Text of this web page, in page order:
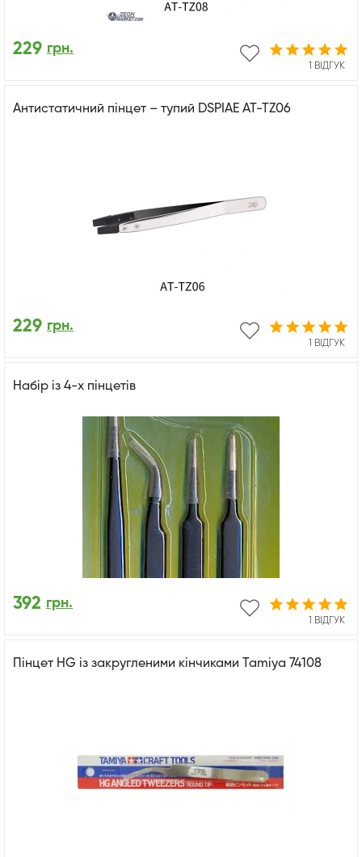
1 ВІДГУК
229 грн.
Антистатичний пінцет – тупий DSPIAE AT-TZ06
1 ВІДГУК
229 грн.
Набір із 4-х пінцетів
1 ВІДГУК
392 грн.
Пінцет HG із закругленими кінчиками Tamiya 74108